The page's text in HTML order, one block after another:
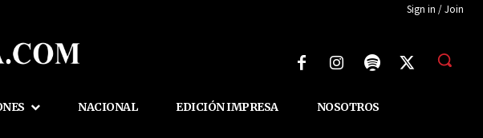
Sign in / Join
NACIONAL EDICIÓN IMPRESA NOSOTROS